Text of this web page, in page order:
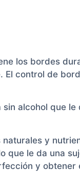
los bordes
El control de
alcohol que le
y
que le da una
y obtener